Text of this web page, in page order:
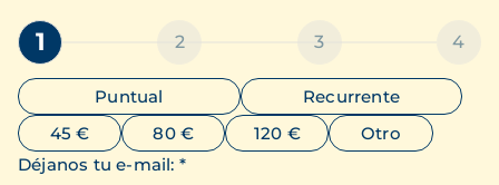
1 2 3 4
Puntual
Recurrente
45 €
80 € 120 €
Otro
Déjanos tu e-mail: *